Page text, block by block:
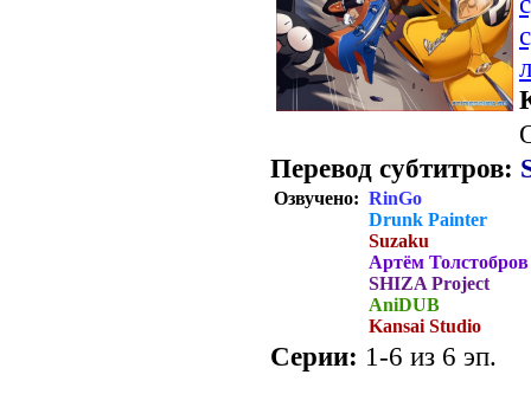
Перевод субтитров:
Озвучено: RinGo
Drunk Painter
Suzaku
Артём Толстобров
SHIZA Project
AniDUB
Kansai Studio
Серии: 1-6 из 6 эп.